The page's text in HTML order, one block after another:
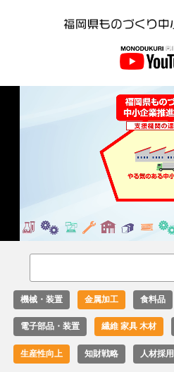
Unmute Loaded
機械・装置 金属加工 食料品
電子部品・装置 繊維 家具 木材
生産性向上 知財戦略 人材採用